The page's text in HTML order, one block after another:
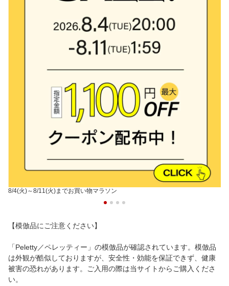
8/4(火)～8/11(火)までお買い物マラソン
【模倣品にご注意ください】
「Peletty／ペレッティー」の模倣品が確認されています。模倣品
は外観が酷似しておりますが、安全性・効能を保証できず、健康
被害の恐れがあります。ご入用の際は当サイトからご購入くださ
い。